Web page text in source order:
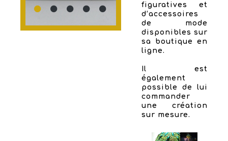
figuratives et
d’accessoires
de mode
disponibles sur
sa boutique en
ligne.
Il est
également
possible de lui
commander
une création
sur mesure.